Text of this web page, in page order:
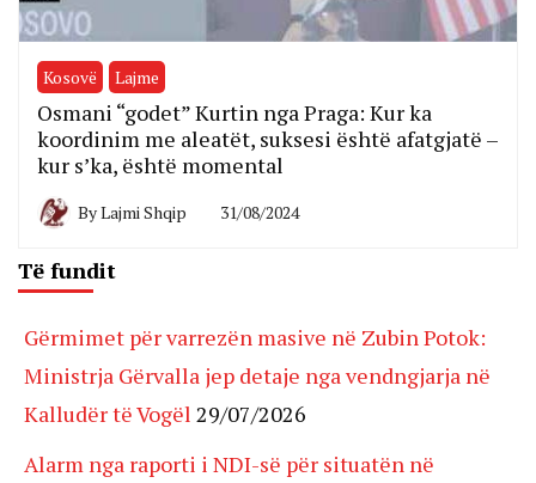
Kosovë Lajme
Osmani “godet” Kurtin nga Praga: Kur ka
koordinim me aleatët, suksesi është afatgjatë –
kur s’ka, është momental
ByLajmi Shqip 31/08/2024
Të fundit
Gërmimet për varrezën masive në Zubin Potok:
Ministrja Gërvalla jep detaje nga vendngjarja në
Kalludër të Vogël 29/07/2026
Alarm nga raporti i NDI-së për situatën në